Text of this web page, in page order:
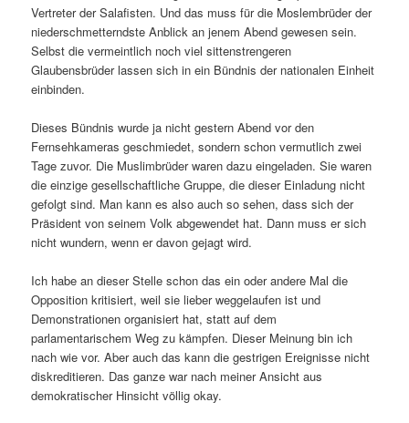
Vertreter der Salafisten. Und das muss für die Moslembrüder der
niederschmetterndste Anblick an jenem Abend gewesen sein.
Selbst die vermeintlich noch viel sittenstrengeren
Glaubensbrüder lassen sich in ein Bündnis der nationalen Einheit
einbinden.
Dieses Bündnis wurde ja nicht gestern Abend vor den
Fernsehkameras geschmiedet, sondern schon vermutlich zwei
Tage zuvor. Die Muslimbrüder waren dazu eingeladen. Sie waren
die einzige gesellschaftliche Gruppe, die dieser Einladung nicht
gefolgt sind. Man kann es also auch so sehen, dass sich der
Präsident von seinem Volk abgewendet hat. Dann muss er sich
nicht wundern, wenn er davon gejagt wird.
Ich habe an dieser Stelle schon das ein oder andere Mal die
Opposition kritisiert, weil sie lieber weggelaufen ist und
Demonstrationen organisiert hat, statt auf dem
parlamentarischem Weg zu kämpfen. Dieser Meinung bin ich
nach wie vor. Aber auch das kann die gestrigen Ereignisse nicht
diskreditieren. Das ganze war nach meiner Ansicht aus
demokratischer Hinsicht völlig okay.